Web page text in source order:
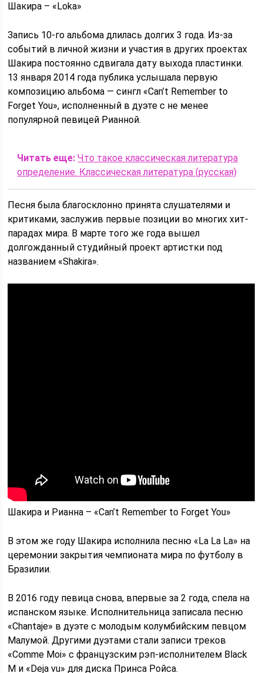
Шакира – «Loka»
Запись 10-го альбома длилась долгих 3 года. Из-за
событий в личной жизни и участия в других проектах
Шакира постоянно сдвигала дату выхода пластинки.
13 января 2014 года публика услышала первую
композицию альбома — сингл «Can’t Remember to
Forget You», исполненный в дуэте с не менее
популярной певицей Рианной.
Читать еще: Что такое классическая литература
определение. Классическая литература (русская)
Песня была благосклонно принята слушателями и
критиками, заслужив первые позиции во многих хит-
парадах мира. В марте того же года вышел
долгожданный студийный проект артистки под
названием «Shakira».
Шакира и Рианна – «Can’t Remember to Forget You»
В этом же году Шакира исполнила песню «La La La» на
церемонии закрытия чемпионата мира по футболу в
Бразилии.
В 2016 году певица снова, впервые за 2 года, спела на
испанском языке. Исполнительница записала песню
«Chantaje» в дуэте с молодым колумбийским певцом
Малумой. Другими дуэтами стали записи треков
«Comme Moi» с французским рэп-исполнителем Black
M и «Deja vu» для диска Принса Ройса.